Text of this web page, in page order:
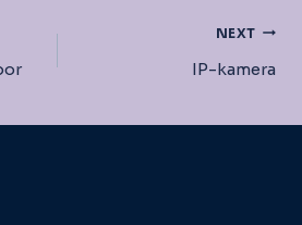
NEXT
IP-kamera